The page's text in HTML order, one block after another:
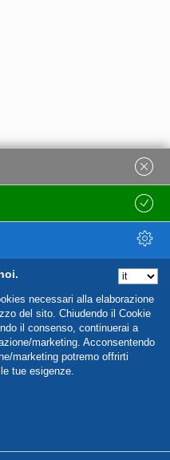
necessari alla elaborazione
del sito. Chiudendo il Cookie
il consenso, continuerai a
marketing. Acconsentendo
marketing potremo offrirti
tue esigenze.